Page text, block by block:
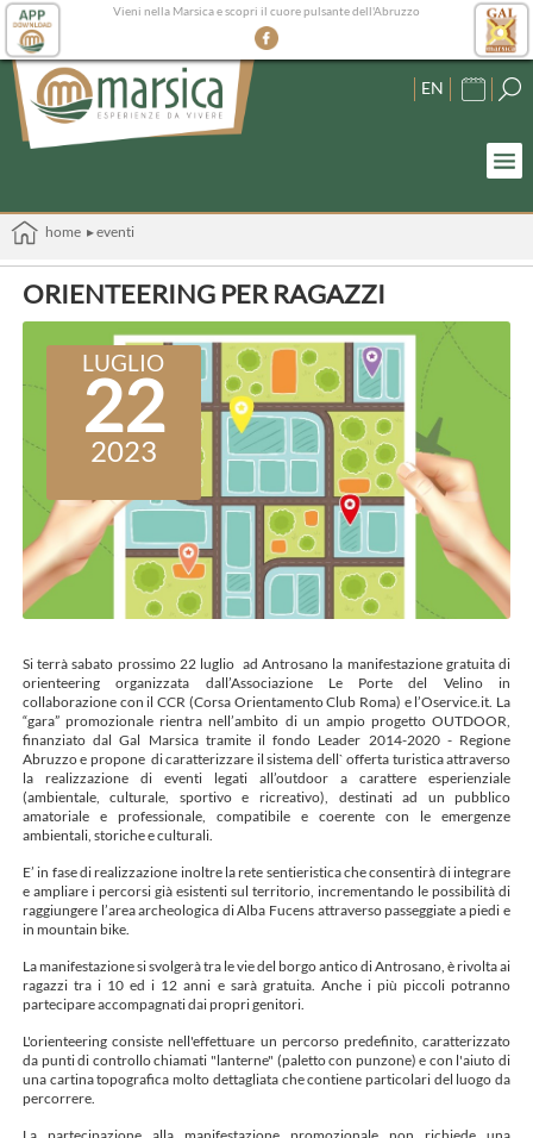
Vieni nella Marsica e scopri il cuore pulsante dell'Abruzzo
EN
home ▸ eventi
ORIENTEERING PER RAGAZZI
LUGLIO
22
2023
Si terrà sabato prossimo 22 luglio ad Antrosano la manifestazione gratuita di
orienteering organizzata dall’Associazione Le Porte del Velino in
collaborazione con il CCR (Corsa Orientamento Club Roma) e l’Oservice.it. La
“gara” promozionale rientra nell’ambito di un ampio progetto OUTDOOR,
finanziato dal Gal Marsica tramite il fondo Leader 2014-2020 - Regione
Abruzzo e propone di caratterizzare il sistema dell` offerta turistica attraverso
la realizzazione di eventi legati all’outdoor a carattere esperienziale
(ambientale, culturale, sportivo e ricreativo), destinati ad un pubblico
amatoriale e professionale, compatibile e coerente con le emergenze
ambientali, storiche e culturali.
E’ in fase di realizzazione inoltre la rete sentieristica che consentirà di integrare
e ampliare i percorsi già esistenti sul territorio, incrementando le possibilità di
raggiungere l’area archeologica di Alba Fucens attraverso passeggiate a piedi e
in mountain bike.
La manifestazione si svolgerà tra le vie del borgo antico di Antrosano, è rivolta ai
ragazzi tra i 10 ed i 12 anni e sarà gratuita. Anche i più piccoli potranno
partecipare accompagnati dai propri genitori.
L'orienteering consiste nell'effettuare un percorso predefinito, caratterizzato
da punti di controllo chiamati "lanterne" (paletto con punzone) e con l'aiuto di
una cartina topografica molto dettagliata che contiene particolari del luogo da
percorrere.